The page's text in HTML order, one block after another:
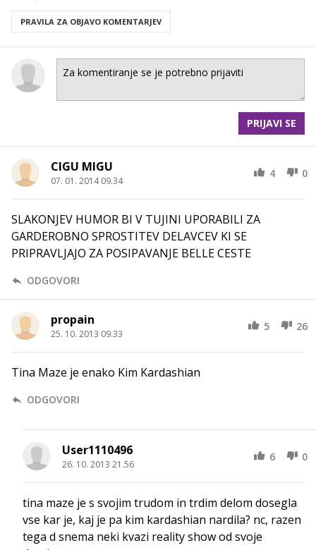
PRAVILA ZA OBJAVO KOMENTARJEV
PRIJAVI SE
CIGU MIGU
07. 01. 2014 09.34
4 0
SLAKONJEV HUMOR BI V TUJINI UPORABILI ZA
GARDEROBNO SPROSTITEV DELAVCEV KI SE
PRIPRAVLJAJO ZA POSIPAVANJE BELLE CESTE
ODGOVORI
propain
25. 10. 2013 09.33
5 26
Tina Maze je enako Kim Kardashian
ODGOVORI
User1110496
26. 10. 2013 21.56
6 0
tina maze je s svojim trudom in trdim delom dosegla
vse kar je, kaj je pa kim kardashian nardila? nc, razen
tega d snema neki kvazi reality show od svoje